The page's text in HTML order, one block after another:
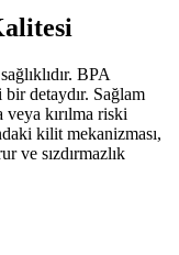
BPA
bir detaydır. Sağlam
veya kırılma riski
kilit mekanizması,
ve sızdırmazlık